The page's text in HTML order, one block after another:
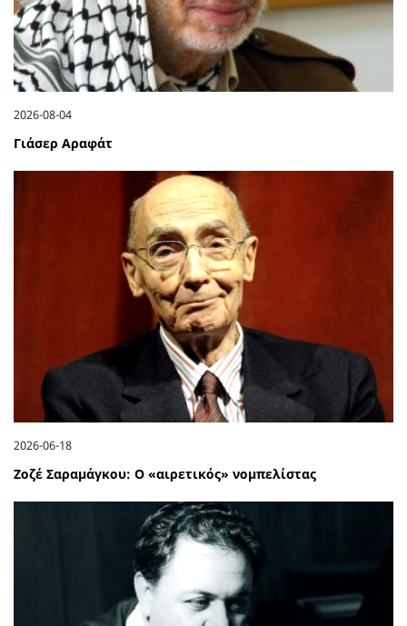
2026-08-04
Γιάσερ Αραφάτ
2026-06-18
Ζοζέ Σαραμάγκου: Ο «αιρετικός» νομπελίστας